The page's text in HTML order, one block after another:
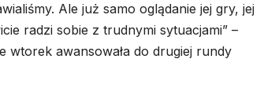
Ale już samo oglądanie jej gry, jej
radzi sobie z trudnymi sytuacjami” –
wtorek awansowała do drugiej rundy